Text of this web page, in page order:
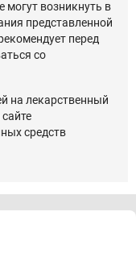
могут возникнуть в
представленной
перед
со
на лекарственный
средств